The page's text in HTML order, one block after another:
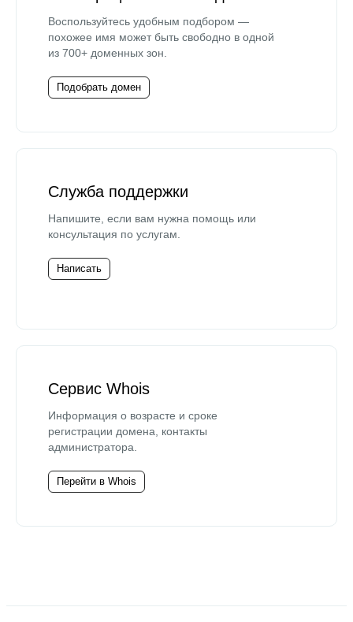
Воспользуйтесь удобным подбором —
похожее имя может быть свободно в одной
из 700+ доменных зон.
Подобрать домен
Служба поддержки
Напишите, если вам нужна помощь или
консультация по услугам.
Написать
Сервис Whois
Информация о возрасте и сроке
регистрации домена, контакты
администратора.
Перейти в Whois